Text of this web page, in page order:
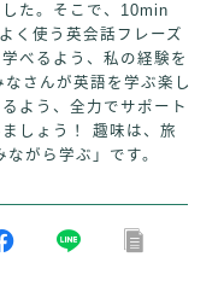
た。そこで、10min
く使う英会話フレーズ
べるよう、私の経験を
さんが英語を学ぶ楽し
よう、全力でサポート
しょう！ 趣味は、旅
がら学ぶ」です。